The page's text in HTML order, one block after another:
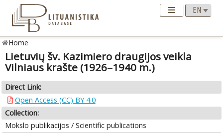
Home
Lietuvių šv. Kazimiero draugijos veikla
Vilniaus krašte (1926–1940 m.)
Direct Link:
Open Access (CC) BY 4.0
Collection:
Mokslo publikacijos / Scientific publications